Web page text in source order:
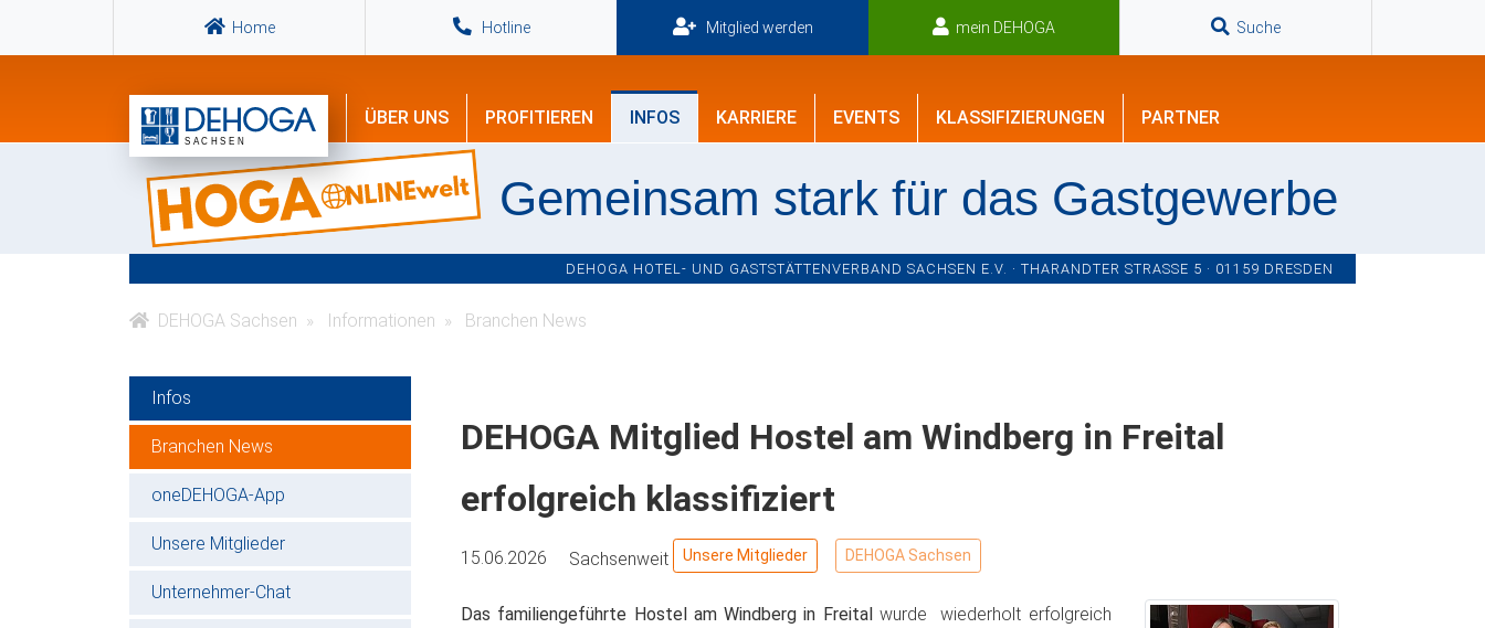
Home Hotline Mitglied werden mein DEHOGA Suche
ÜBER UNS PROFITIEREN INFOS KARRIERE EVENTS KLASSIFIZIERUNGEN PARTNER
Gemeinsam stark für das Gastgewerbe
DEHOGA HOTEL- UND GASTSTÄTTENVERBAND SACHSEN E.V. · THARANDTER STRASSE 5 · 01159 DRESDEN
DEHOGA Sachsen Informationen Branchen News
Infos
Branchen News
oneDEHOGA-App
Unsere Mitglieder
Unternehmer-Chat
DEHOGA Mitglied Hostel am Windberg in Freital
erfolgreich klassifiziert
15.06.2026 Sachsenweit Unsere Mitglieder DEHOGA Sachsen
Das familiengeführte Hostel am Windberg in Freital wurde wiederholt erfolgreich